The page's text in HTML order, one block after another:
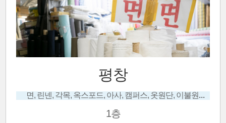
태경
한복원단, 한복맞춤, 한복대여